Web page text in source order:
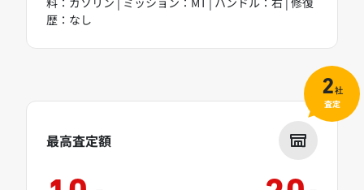
歴：なし
最高査定額
2社
査定